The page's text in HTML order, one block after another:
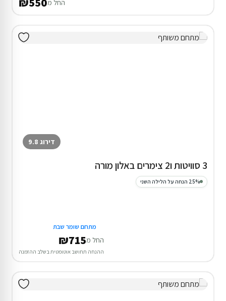
החל מ
דירוג 9.8
3 סוויטות ו2 צימרים באלון מורה
25% הנחה על הלילה השני
מתחם שומר שבת
החל מ₪715
ההנחה תחושב אוטומטית בשלב ההזמנה